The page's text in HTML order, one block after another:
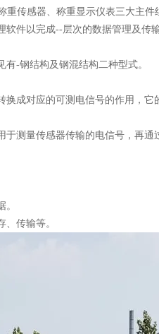
传感器、称重显示仪表三大主
软件以完成--层次的数据管理及传
有-钢结构及钢混结构二种型式。
成对应的可测电信号的作用，
测量传感器传输的电信号，再
。
传输等。